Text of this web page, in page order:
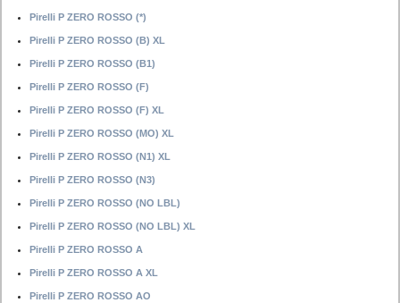
Pirelli P ZERO ROSSO (*)
Pirelli P ZERO ROSSO (B) XL
Pirelli P ZERO ROSSO (B1)
Pirelli P ZERO ROSSO (F)
Pirelli P ZERO ROSSO (F) XL
Pirelli P ZERO ROSSO (MO) XL
Pirelli P ZERO ROSSO (N1) XL
Pirelli P ZERO ROSSO (N3)
Pirelli P ZERO ROSSO (NO LBL)
Pirelli P ZERO ROSSO (NO LBL) XL
Pirelli P ZERO ROSSO A
Pirelli P ZERO ROSSO A XL
Pirelli P ZERO ROSSO AO